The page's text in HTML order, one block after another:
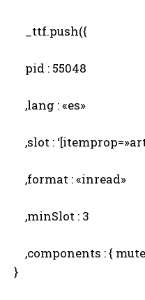
_ttf.push({
pid : 55048
,lang : «es»
,slot :
,format : «inread»
,minSlot : 3
,components : {
}